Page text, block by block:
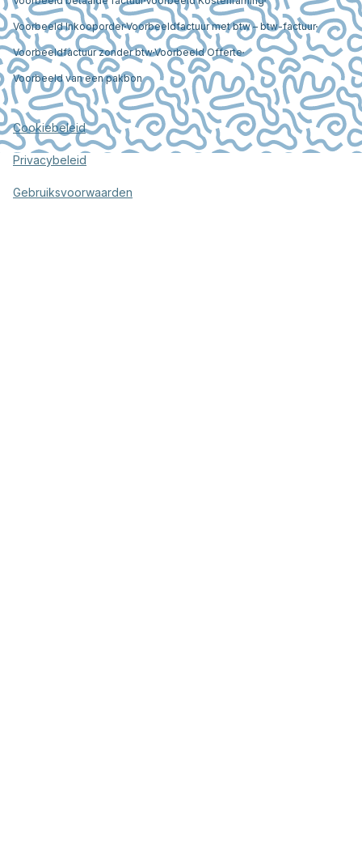
Voorbeeld InkooporderVoorbeeldfactuur met btw – btw-factuur
Voorbeeldfactuur zonder btwVoorbeeld Offerte
Voorbeeld van een pakbon
Cookiebeleid
Privacybeleid
Gebruiksvoorwaarden